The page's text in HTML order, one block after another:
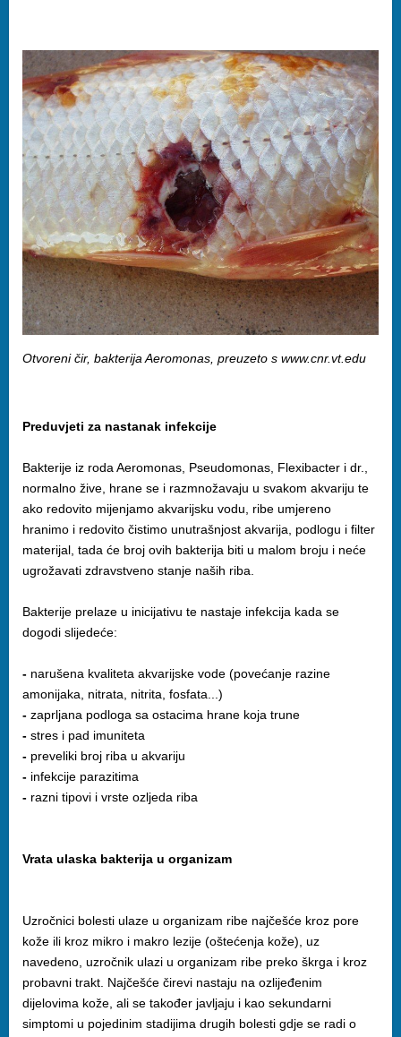
Otvoreni čir, bakterija Aeromonas, preuzeto s www.cnr.vt.edu
Preduvjeti za nastanak infekcije
Bakterije iz roda Aeromonas, Pseudomonas, Flexibacter i dr.,
normalno žive, hrane se i razmnožavaju u svakom akvariju te
ako redovito mijenjamo akvarijsku vodu, ribe umjereno
hranimo i redovito čistimo unutrašnjost akvarija, podlogu i filter
materijal, tada će broj ovih bakterija biti u malom broju i neće
ugrožavati zdravstveno stanje naših riba.
Bakterije prelaze u inicijativu te nastaje infekcija kada se
dogodi slijedeće:
- narušena kvaliteta akvarijske vode (povećanje razine
amonijaka, nitrata, nitrita, fosfata...)
- zaprljana podloga sa ostacima hrane koja trune
- stres i pad imuniteta
- preveliki broj riba u akvariju
- infekcije parazitima
- razni tipovi i vrste ozljeda riba
Vrata ulaska bakterija u organizam
Uzročnici bolesti ulaze u organizam ribe najčešće kroz pore
kože ili kroz mikro i makro lezije (oštećenja kože), uz
navedeno, uzročnik ulazi u organizam ribe preko škrga i kroz
probavni trakt. Najčešće čirevi nastaju na ozlijeđenim
dijelovima kože, ali se također javljaju i kao sekundarni
simptomi u pojedinim stadijima drugih bolesti gdje se radi o